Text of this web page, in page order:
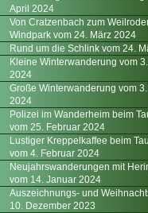
April 2024
Von Cratzenbach zum
Windpark vom 24. März 2024
Rund um die Schlink vom 24.
Kleine Winterwanderung vom
2024
Große Winterwanderung vom
2024
Polizei im Wanderheim beim
vom 25. Februar 2024
Lustiger Kreppelkaffee beim
vom 4. Februar 2024
Neujahrswanderungen mit
vom 14. Januar 2024
Auszeichnungs- und
10. Dezember 2023